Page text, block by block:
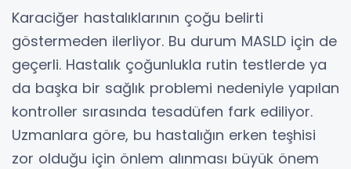
Karaciğer hastalıklarının çoğu belirti
göstermeden ilerliyor. Bu durum MASLD için de
geçerli. Hastalık çoğunlukla rutin testlerde ya
da başka bir sağlık problemi nedeniyle yapılan
kontroller sırasında tesadüfen fark ediliyor.
Uzmanlara göre, bu hastalığın erken teşhisi
zor olduğu için önlem alınması büyük önem